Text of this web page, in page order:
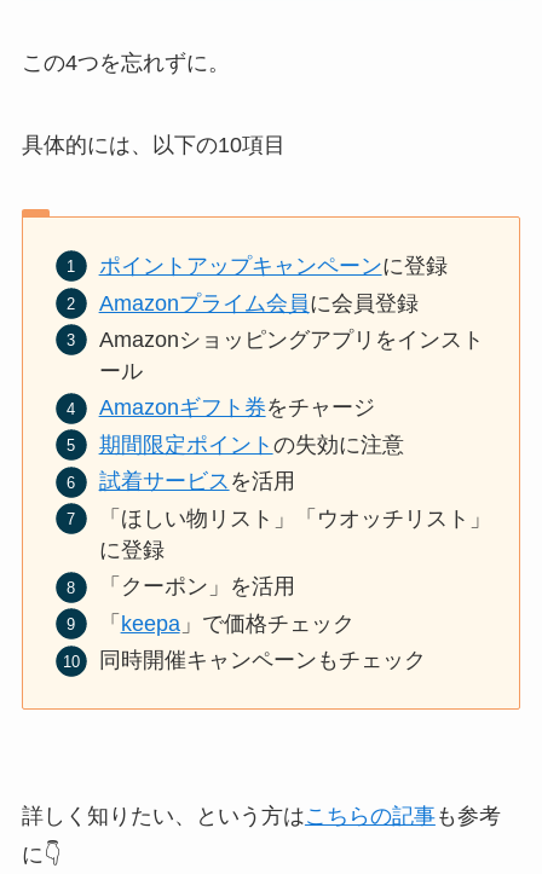
この4つを忘れずに。
具体的には、以下の10項目
ポイントアップキャンペーンに登録
Amazonプライム会員に会員登録
Amazonショッピングアプリをインスト
ール
Amazonギフト券をチャージ
期間限定ポイント の失効に注意
試着サービス を活用
「ほしい物リスト」「ウオッチリスト」
に登録
「クーポン」を活用
「 keepa」で価格チェック
同時開催キャンペーンもチェック
詳しく知りたい、という方はこちらの記事も参考
に👇